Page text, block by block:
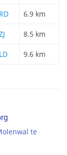
6.9 km
8.5 km
9.6 km
te